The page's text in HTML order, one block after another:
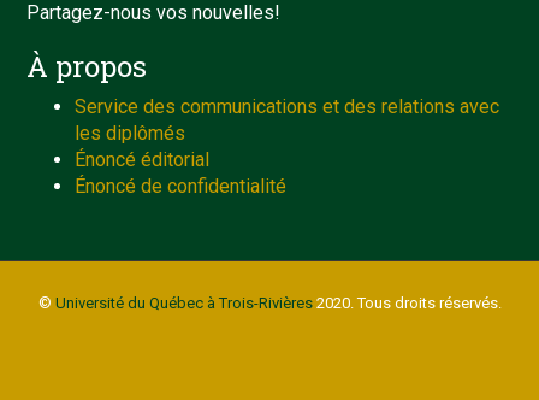
Partagez-nous vos nouvelles!
À propos
Service des communications et des relations avec
les diplômés
Énoncé éditorial
Énoncé de confidentialité
© Université du Québec à Trois-Rivières2020. Tous droits réservés.